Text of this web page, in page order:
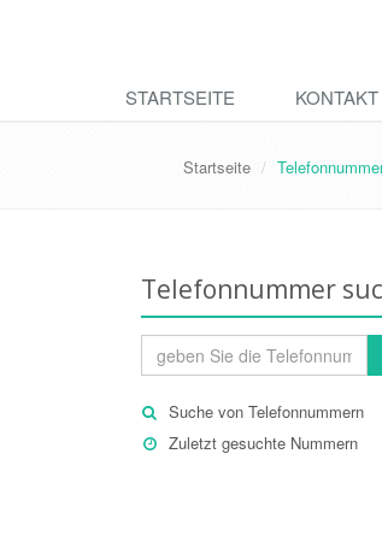
STARTSEITE KONTAKT
Startseite
Telefonnummer
Suche von Telefonnummern
Zuletzt gesuchte Nummern